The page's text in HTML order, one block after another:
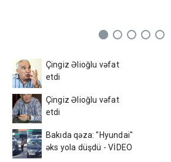
Çingiz Əlioğlu vəfat
etdi
Çingiz Əlioğlu vəfat
etdi
Bakıda qəza: "Hyundai"
əks yola düşdü - VİDEO